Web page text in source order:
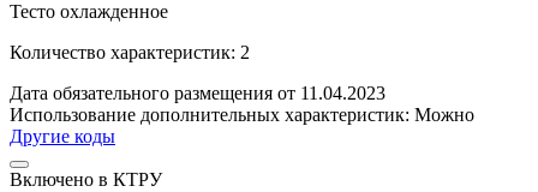
Тесто охлажденное
Количество характеристик: 2
Дата обязательного размещения от 11.04.2023
Использование дополнительных характеристик: Можно
Другие коды
Включено в КТРУ